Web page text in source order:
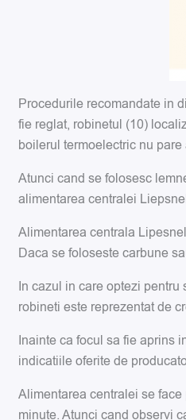
Procedurile recomandate in
fie reglat, robinetul (10)
boilerul termoelectric nu
Atunci cand se folosesc
alimentarea centralei
Alimentarea centrala
Daca se foloseste carbune
In cazul in care optezi
robineti este reprezentat de
Inainte ca focul sa fie aprins
indicatiile oferite de
Alimentarea centralei se
minute. Atunci cand observi